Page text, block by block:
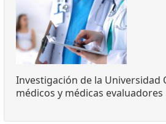
Investigación de la Universidad
médicos y médicas evaluadores